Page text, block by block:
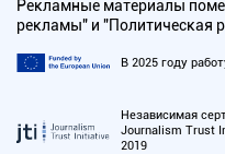
Рекламные материалы
рекламы" и "Политическая
В 2025 году
Независимая
Journalism Trust
2019